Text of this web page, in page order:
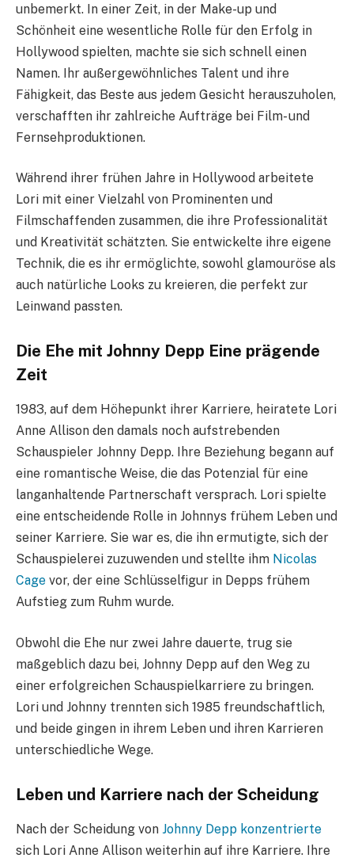
unbemerkt. In einer Zeit, in der Make-up und
Schönheit eine wesentliche Rolle für den Erfolg in
Hollywood spielten, machte sie sich schnell einen
Namen. Ihr außergewöhnliches Talent und ihre
Fähigkeit, das Beste aus jedem Gesicht herauszuholen,
verschafften ihr zahlreiche Aufträge bei Film- und
Fernsehproduktionen.
Während ihrer frühen Jahre in Hollywood arbeitete
Lori mit einer Vielzahl von Prominenten und
Filmschaffenden zusammen, die ihre Professionalität
und Kreativität schätzten. Sie entwickelte ihre eigene
Technik, die es ihr ermöglichte, sowohl glamouröse als
auch natürliche Looks zu kreieren, die perfekt zur
Leinwand passten.
Die Ehe mit Johnny Depp Eine prägende
Zeit
1983, auf dem Höhepunkt ihrer Karriere, heiratete Lori
Anne Allison den damals noch aufstrebenden
Schauspieler Johnny Depp. Ihre Beziehung begann auf
eine romantische Weise, die das Potenzial für eine
langanhaltende Partnerschaft versprach. Lori spielte
eine entscheidende Rolle in Johnnys frühem Leben und
seiner Karriere. Sie war es, die ihn ermutigte, sich der
Schauspielerei zuzuwenden und stellte ihm Nicolas
Cage vor, der eine Schlüsselfigur in Depps frühem
Aufstieg zum Ruhm wurde.
Obwohl die Ehe nur zwei Jahre dauerte, trug sie
maßgeblich dazu bei, Johnny Depp auf den Weg zu
einer erfolgreichen Schauspielkarriere zu bringen.
Lori und Johnny trennten sich 1985 freundschaftlich,
und beide gingen in ihrem Leben und ihren Karrieren
unterschiedliche Wege.
Leben und Karriere nach der Scheidung
Nach der Scheidung von Johnny Depp konzentrierte
sich Lori Anne Allison weiterhin auf ihre Karriere. Ihre